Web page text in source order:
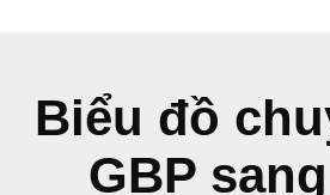
Biểu đồ
GBP